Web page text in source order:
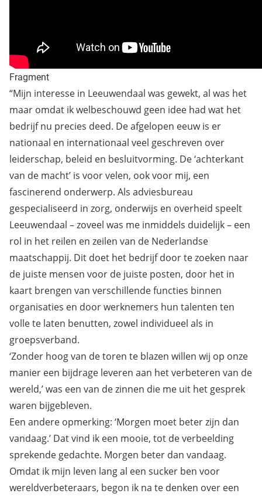
Fragment
“Mijn interesse in Leeuwendaal was gewekt, al was het
maar omdat ik welbeschouwd geen idee had wat het
bedrijf nu precies deed. De afgelopen eeuw is er
nationaal en internationaal veel geschreven over
leiderschap, beleid en besluitvorming. De ‘achterkant
van de macht’ is voor velen, ook voor mij, een
fascinerend onderwerp. Als adviesbureau
gespecialiseerd in zorg, onderwijs en overheid speelt
Leeuwendaal – zoveel was me inmiddels duidelijk – een
rol in het reilen en zeilen van de Nederlandse
maatschappij. Dit doet het bedrijf door te zoeken naar
de juiste mensen voor de juiste posten, door het in
kaart brengen van verschillende functies binnen
organisaties en door werknemers hun talenten ten
volle te laten benutten, zowel individueel als in
groepsverband.
‘Zonder hoog van de toren te blazen willen wij op onze
manier een bijdrage leveren aan het verbeteren van de
wereld,’ was een van de zinnen die me uit het gesprek
waren bijgebleven.
Een andere opmerking: ‘Morgen moet beter zijn dan
vandaag.’ Dat vind ik een mooie, tot de verbeelding
sprekende gedachte. Morgen beter dan vandaag.
Omdat ik mijn leven lang al een sucker ben voor
wereldverbeteraars, begon ik na te denken over een